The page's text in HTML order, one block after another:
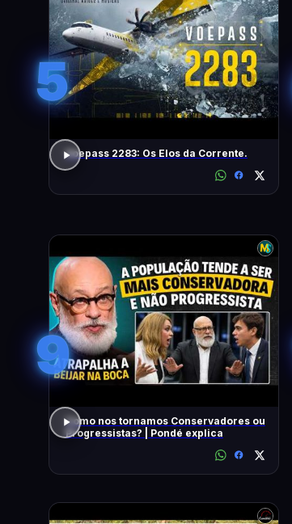
5
Voepass 2283: Os Elos da Corrente.
9
Como nos tornamos Conservadores ou
Progressistas? | Pondé explica